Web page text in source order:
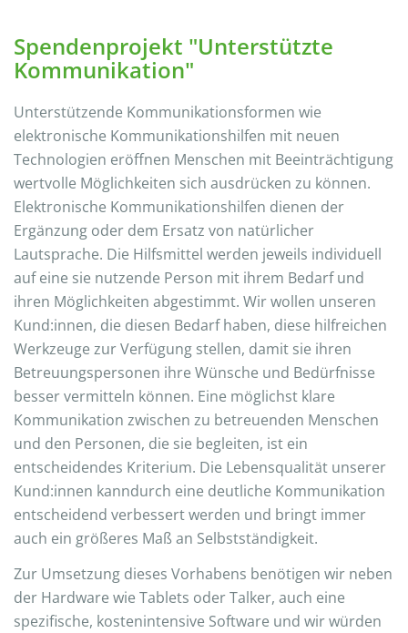
Spendenprojekt "Unterstützte
Kommunikation"
Unterstützende Kommunikationsformen wie
elektronische Kommunikationshilfen mit neuen
Technologien eröffnen Menschen mit Beeinträchtigung
wertvolle Möglichkeiten sich ausdrücken zu können.
Elektronische Kommunikationshilfen dienen der
Ergänzung oder dem Ersatz von natürlicher
Lautsprache. Die Hilfsmittel werden jeweils individuell
auf eine sie nutzende Person mit ihrem Bedarf und
ihren Möglichkeiten abgestimmt. Wir wollen unseren
Kund:innen, die diesen Bedarf haben, diese hilfreichen
Werkzeuge zur Verfügung stellen, damit sie ihren
Betreuungspersonen ihre Wünsche und Bedürfnisse
besser vermitteln können. Eine möglichst klare
Kommunikation zwischen zu betreuenden Menschen
und den Personen, die sie begleiten, ist ein
entscheidendes Kriterium. Die Lebensqualität unserer
Kund:innen kanndurch eine deutliche Kommunikation
entscheidend verbessert werden und bringt immer
auch ein größeres Maß an Selbstständigkeit.
Zur Umsetzung dieses Vorhabens benötigen wir neben
der Hardware wie Tablets oder Talker, auch eine
spezifische, kostenintensive Software und wir würden